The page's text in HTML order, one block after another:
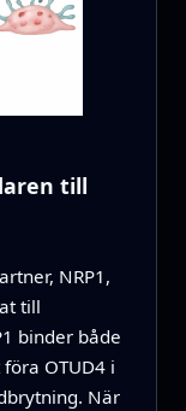
till
NRP1,
till
binder både
OTUD4 i
När